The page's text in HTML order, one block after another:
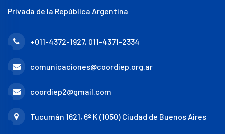
Privada de la República Argentina
+011-4372-1927, 011-4371-2334
comunicaciones@coordiep.org.ar
coordiep2@gmail.com
Tucumán 1621, 6º K (1050) Ciudad de Buenos Aires